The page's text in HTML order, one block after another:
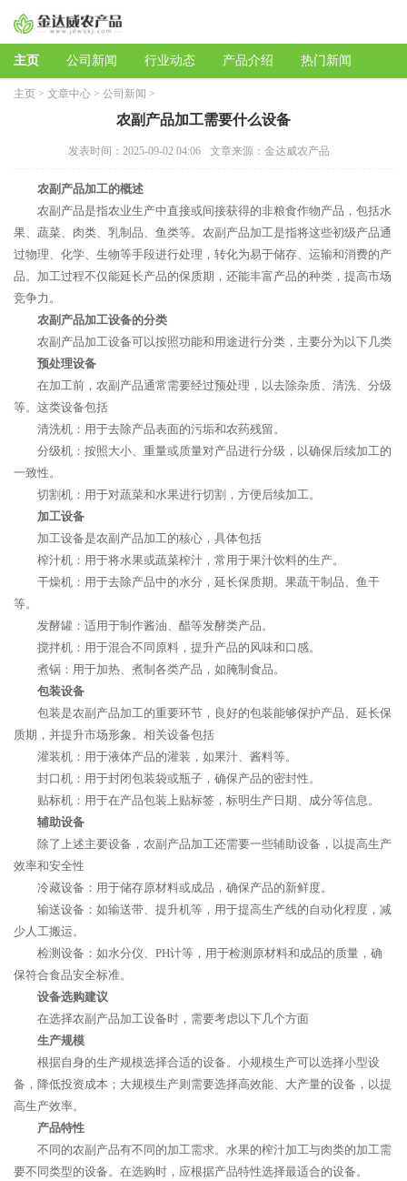
主页 公司新闻 行业动态 产品介绍 热门新闻
主页 > 文章中心 > 公司新闻 >
农副产品加工需要什么设备
发表时间：2025-09-02 04:06 文章来源：金达威农产品
农副产品加工的概述
农副产品是指农业生产中直接或间接获得的非粮食作物产品，包括水
果、蔬菜、肉类、乳制品、鱼类等。农副产品加工是指将这些初级产品通
过物理、化学、生物等手段进行处理，转化为易于储存、运输和消费的产
品。加工过程不仅能延长产品的保质期，还能丰富产品的种类，提高市场
竞争力。
农副产品加工设备的分类
农副产品加工设备可以按照功能和用途进行分类，主要分为以下几类
预处理设备
在加工前，农副产品通常需要经过预处理，以去除杂质、清洗、分级
等。这类设备包括
清洗机：用于去除产品表面的污垢和农药残留。
分级机：按照大小、重量或质量对产品进行分级，以确保后续加工的
一致性。
切割机：用于对蔬菜和水果进行切割，方便后续加工。
加工设备
加工设备是农副产品加工的核心，具体包括
榨汁机：用于将水果或蔬菜榨汁，常用于果汁饮料的生产。
干燥机：用于去除产品中的水分，延长保质期。果蔬干制品、鱼干
等。
发酵罐：适用于制作酱油、醋等发酵类产品。
搅拌机：用于混合不同原料，提升产品的风味和口感。
煮锅：用于加热、煮制各类产品，如腌制食品。
包装设备
包装是农副产品加工的重要环节，良好的包装能够保护产品、延长保
质期，并提升市场形象。相关设备包括
灌装机：用于液体产品的灌装，如果汁、酱料等。
封口机：用于封闭包装袋或瓶子，确保产品的密封性。
贴标机：用于在产品包装上贴标签，标明生产日期、成分等信息。
辅助设备
除了上述主要设备，农副产品加工还需要一些辅助设备，以提高生产
效率和安全性
冷藏设备：用于储存原材料或成品，确保产品的新鲜度。
输送设备：如输送带、提升机等，用于提高生产线的自动化程度，减
少人工搬运。
检测设备：如水分仪、PH计等，用于检测原材料和成品的质量，确
保符合食品安全标准。
设备选购建议
在选择农副产品加工设备时，需要考虑以下几个方面
生产规模
根据自身的生产规模选择合适的设备。小规模生产可以选择小型设
备，降低投资成本；大规模生产则需要选择高效能、大产量的设备，以提
高生产效率。
产品特性
不同的农副产品有不同的加工需求。水果的榨汁加工与肉类的加工需
要不同类型的设备。在选购时，应根据产品特性选择最适合的设备。